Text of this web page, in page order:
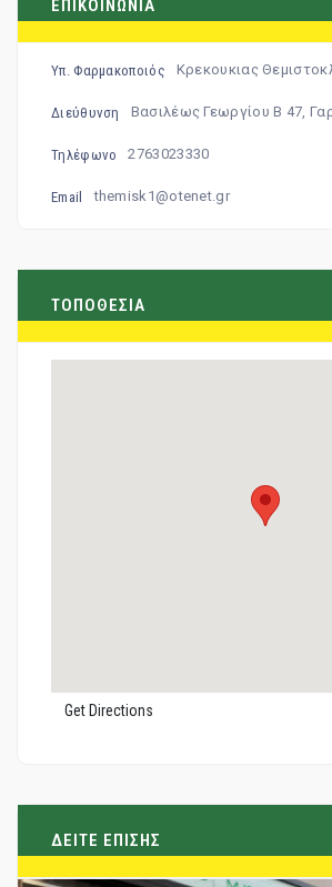
ΕΠΙΚΟΙΝΩΝΙΑ
Υπ. Φαρμακοποιός Κρεκουκιας
Διεύθυνση Βασιλέως Γεωργίου Β 47,
Τηλέφωνο 2763023330
Email themisk1@otenet.gr
ΤΟΠΟΘΕΣΙΑ
Get Directions
ΔΕΙΤΕ ΕΠΙΣΗΣ